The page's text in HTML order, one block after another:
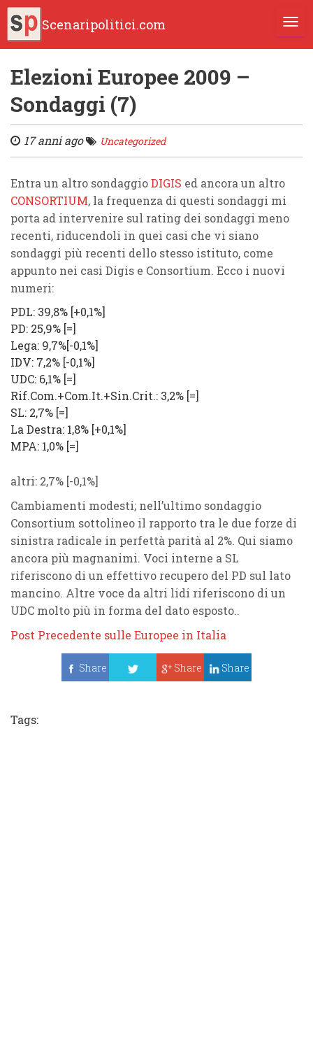
Scenaripolitici.com
Elezioni Europee 2009 –
Sondaggi (7)
17 anni ago Uncategorized
Entra un altro sondaggioDIGIS ed ancora un altro
CONSORTIUM, la frequenza di questi sondaggi mi
porta ad intervenire sul rating dei sondaggi meno
recenti, riducendoli in quei casi che vi siano
sondaggi più recenti dello stesso istituto, come
appunto nei casi Digis e Consortium. Ecco i nuovi
numeri:
PDL: 39,8% [+0,1%]
PD: 25,9% [=]
Lega: 9,7%[-0,1%]
IDV: 7,2% [-0,1%]
UDC: 6,1% [=]
Rif.Com.+Com.It.+Sin.Crit.: 3,2% [=]
SL: 2,7% [=]
La Destra: 1,8% [+0,1%]
MPA: 1,0% [=]
altri: 2,7% [-0,1%]
Cambiamenti modesti; nell’ultimo sondaggio
Consortium sottolineo il rapporto tra le due forze di
sinistra radicale in perfettà parità al 2%. Qui siamo
ancora più magnanimi. Voci interne a SL
riferiscono di un effettivo recupero del PD sul lato
mancino. Altre voce da altri lidi riferiscono di un
UDC molto più in forma del dato esposto..
Post Precedente sulle Europee in Italia
Share
Share Share
Tags: